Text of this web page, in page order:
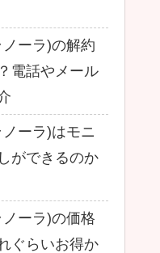
ーラ)の解約
電話やメール
ーラ)はモニ
ができるのか
ーラ)の価格
ぐらいお得か